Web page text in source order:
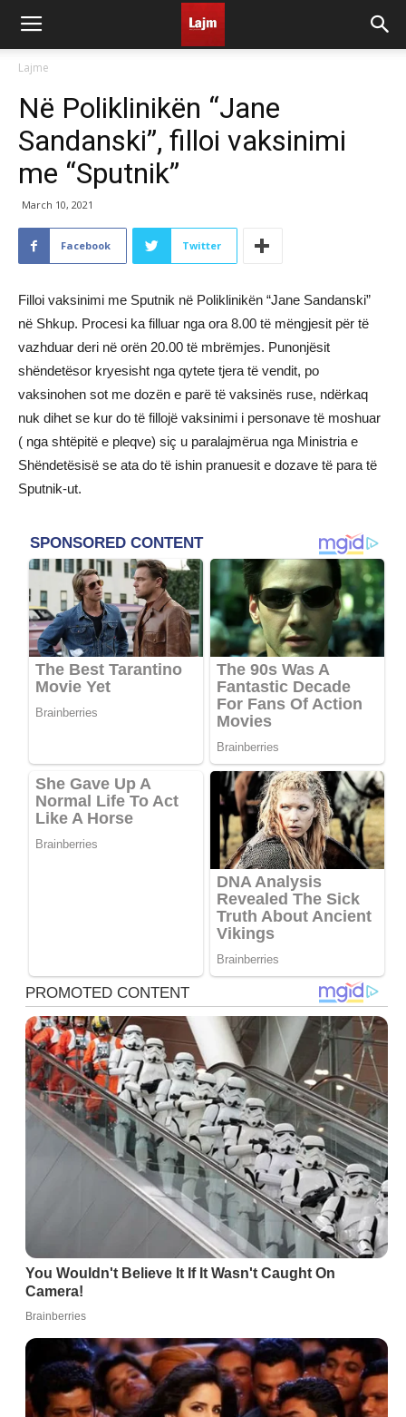
Lajme
Në Poliklinikën “Jane
Sandanski”, filloi vaksinimi
me “Sputnik”
March 10, 2021
Facebook Twitter
Filloi vaksinimi me Sputnik në Poliklinikën “Jane Sandanski”
në Shkup. Procesi ka filluar nga ora 8.00 të mëngjesit për të
vazhduar deri në orën 20.00 të mbrëmjes. Punonjësit
shëndetësor kryesisht nga qytete tjera të vendit, po
vaksinohen sot me dozën e parë të vaksinës ruse, ndërkaq
nuk dihet se kur do të fillojë vaksinimi i personave të moshuar
( nga shtëpitë e pleqve) siç u paralajmërua nga Ministria e
Shëndetësisë se ata do të ishin pranuesit e dozave të para të
Sputnik-ut.